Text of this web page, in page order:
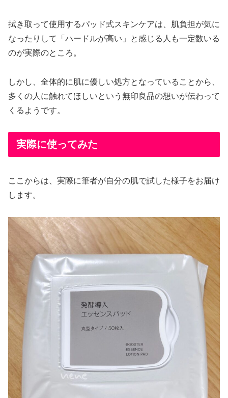
拭き取って使用するパッド式スキンケアは、肌負担が気に
なったりして「ハードルが高い」と感じる人も一定数いる
のが実際のところ。
しかし、全体的に肌に優しい処方となっていることから、
多くの人に触れてほしいという無印良品の想いが伝わって
くるようです。
実際に使ってみた
ここからは、実際に筆者が自分の肌で試した様子をお届け
します。